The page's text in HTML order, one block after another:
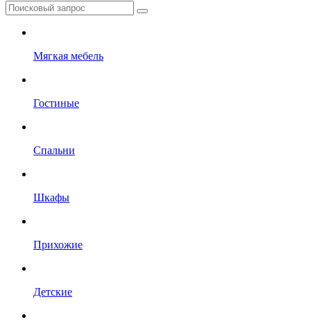
Мягкая мебель
Гостиные
Спальни
Шкафы
Прихожие
Детские